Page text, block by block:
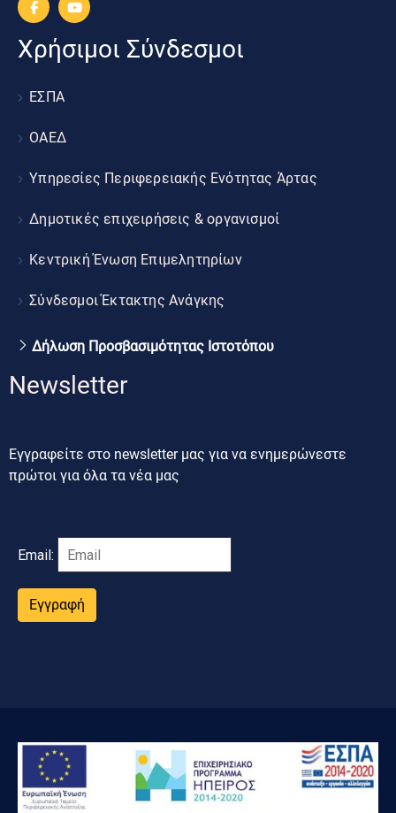
Χρήσιμοι Σύνδεσμοι
ΕΣΠΑ
ΟΑΕΔ
Υπηρεσίες Περιφερειακής Ενότητας Άρτας
Δημοτικές επιχειρήσεις & οργανισμοί
Κεντρική Ένωση Επιμελητηρίων
Σύνδεσμοι Έκτακτης Ανάγκης
Δήλωση Προσβασιμότητας Ιστοτόπου
Newsletter
Εγγραφείτε στο newsletter μας για να ενημερώνεστε
πρώτοι για όλα τα νέα μας
Email:
Εγγραφή